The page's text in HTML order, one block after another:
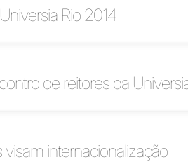
Rio 2014
de reitores da
visam internacionalização